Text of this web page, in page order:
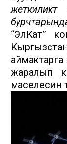
бурчтарында
“ЭлКат”
жаралып
маселесин